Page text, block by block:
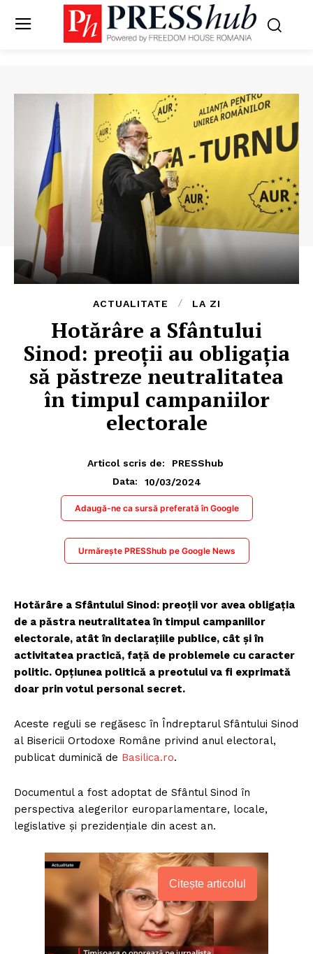
ACTUALITATE LA ZI
Hotărâre a Sfântului
Sinod: preoții au obligația
să păstreze neutralitatea
în timpul campaniilor
electorale
Articol scris de:
PRESShub
Data:
10/03/2024
Adaugă-ne ca sursă preferată în Google
Urmărește PRESShub pe Google News
Hotărâre a Sfântului Sinod: preoţii vor avea obligaţia
de a păstra neutralitatea în timpul campaniilor
electorale, atât în declaraţiile publice, cât şi în
activitatea practică, faţă de problemele cu caracter
politic. Opțiunea politică a preotului va fi exprimată
doar prin votul personal secret.
Aceste reguli se regăsesc în Îndreptarul Sfântului Sinod
al Bisericii Ortodoxe Române privind anul electoral,
publicat duminică de Basilica.ro.
Documentul a fost adoptat de Sfântul Sinod în
perspectiva alegerilor europarlamentare, locale,
legislative şi prezidenţiale din acest an.
Citește articolul